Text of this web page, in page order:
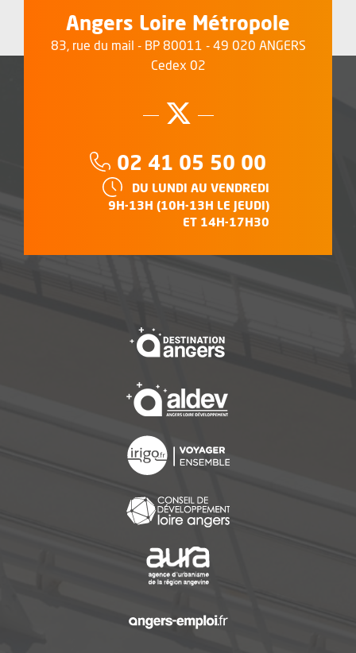
Angers Loire Métropole
83, rue du mail - BP 80011 - 49 020 ANGERS
Cedex 02
Suivez-nous
, Ouvre une
Téléphone :
02 41 05 50 00
HORAIRES :
DU LUNDI AU VENDREDI
9H-13H (10H-13H LE JEUDI)
ET 14H-17H30